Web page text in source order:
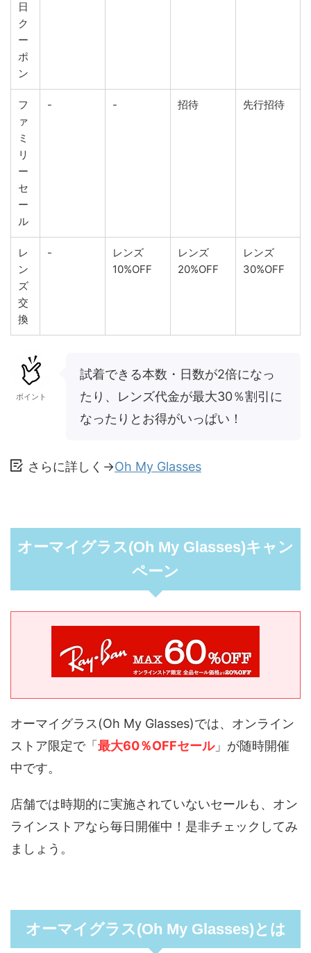
日
ク
ー
ポ
ン
フ
ァ
ミ
リ
ー
セ
ー
ル
- - 招待 先行招待
レ
ン
ズ
交
換
-
レンズ
10%OFF
レンズ
20%OFF
レンズ
30%OFF
ポイント
試着できる本数・日数が2倍になっ
たり、レンズ代金が最大30％割引に
なったりとお得がいっぱい！
さらに詳しく→Oh My Glasses
オーマイグラス(Oh My Glasses)キャン
ペーン
オーマイグラス(Oh My Glasses)では、オンライン
ストア限定で「最大60％OFFセール」が随時開催
中です。
店舗では時期的に実施されていないセールも、オン
ラインストアなら毎日開催中！是非チェックしてみ
ましょう。
オーマイグラス(Oh My Glasses)とは